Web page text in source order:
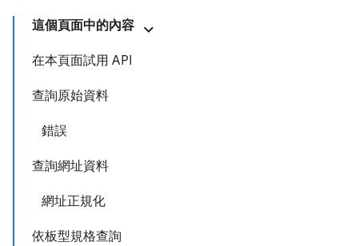
這個頁面中的內容
在本頁面試用 API
查詢原始資料
錯誤
查詢網址資料
網址正規化
依板型規格查詢